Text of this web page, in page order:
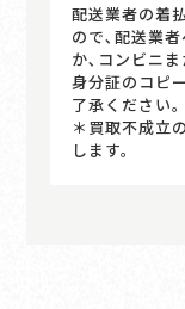
配送業者の着
ので､配送業
か､コンビニ
身分証のコピ
了承ください。
＊買取不成立
します。